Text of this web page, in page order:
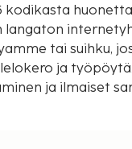
tai suihku,
Käytössäsi on business
ja ilmaiset